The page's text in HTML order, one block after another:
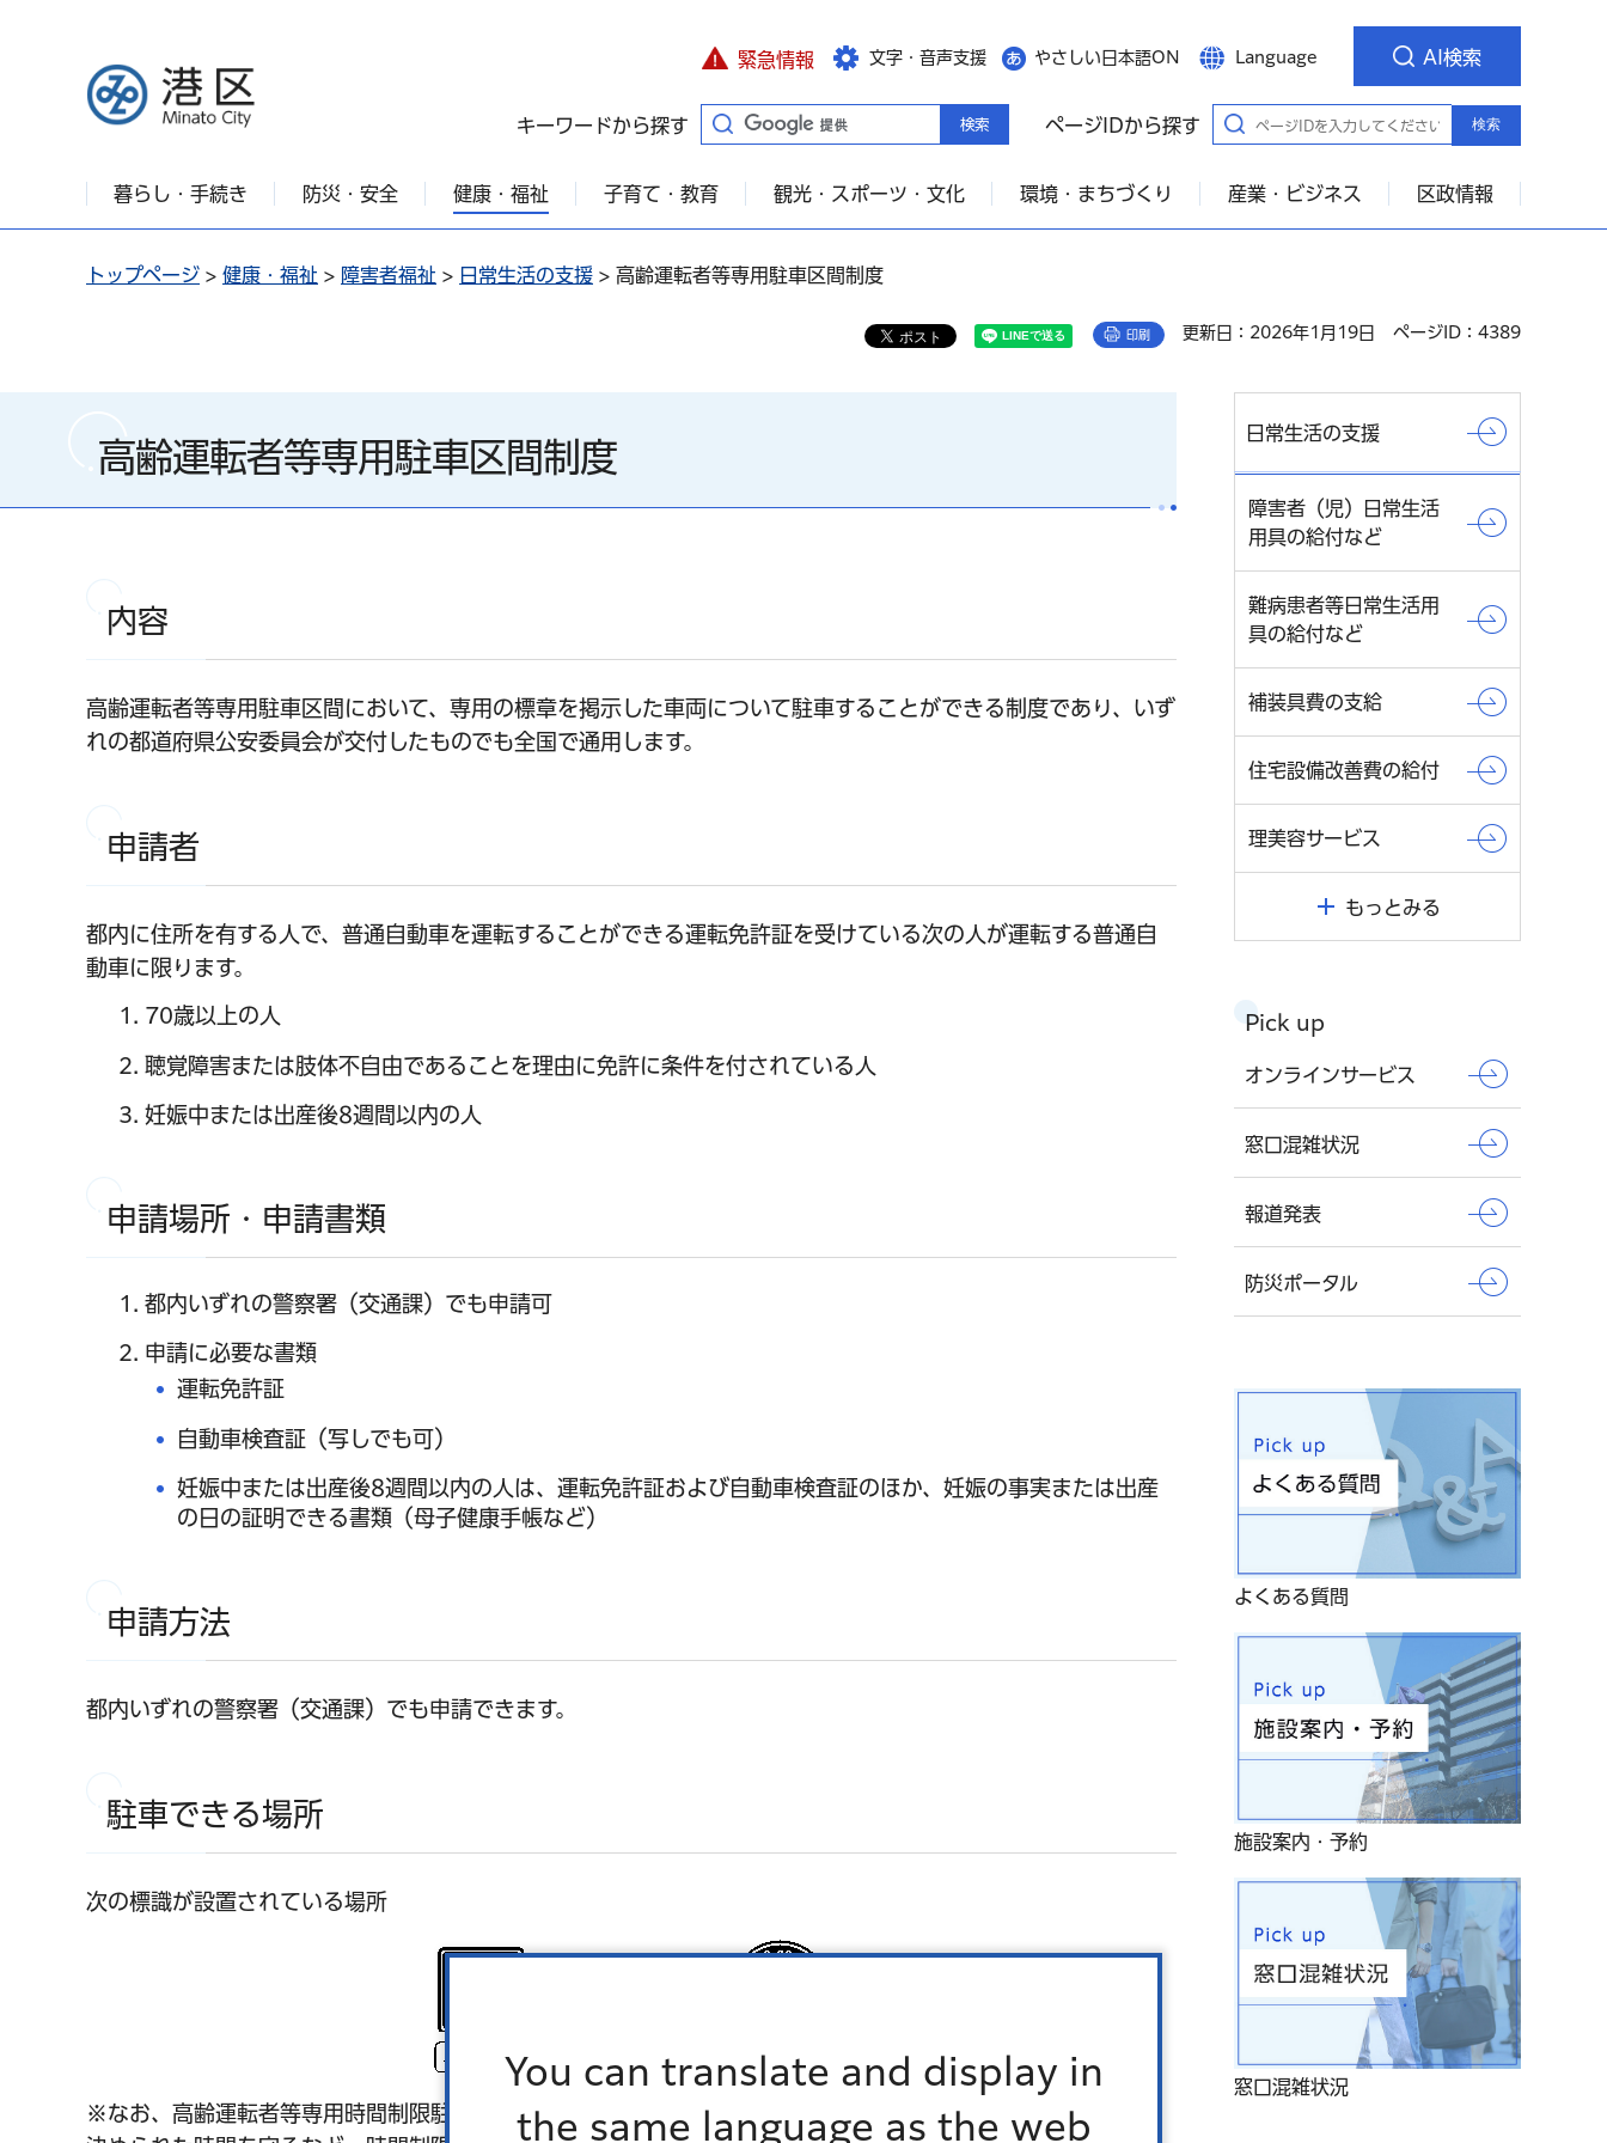
You can translate and display in
the same language as the web
港区
緊急情報 文字・音声支援 やさしい日本語ON Language AI検索
キーワードから探す ページIDから探す 検索
暮らし・手続き 防災・安全 健康・福祉 子育て・教育 観光・スポーツ・文化 環境・まちづくり 産業・ビジネス 区政情報
トップページ > 健康・福祉 > 障害者福祉 > 日常生活の支援 > 高齢運転者等専用駐車区間制度
印刷 更新日：2026年1月19日 ページID：4389
高齢運転者等専用駐車区間制度
内容
高齢運転者等専用駐車区間において、専用の標章を掲示した車両について駐車することができる制度であり、いず
れの都道府県公安委員会が交付したものでも全国で通用します。
申請者
都内に住所を有する人で、普通自動車を運転することができる運転免許証を受けている次の人が運転する普通自
動車に限ります。
70歳以上の人
聴覚障害または肢体不自由であることを理由に免許に条件を付されている人
妊娠中または出産後8週間以内の人
申請場所・申請書類
都内いずれの警察署（交通課）でも申請可
申請に必要な書類
運転免許証
自動車検査証（写しでも可）
妊娠中または出産後8週間以内の人は、運転免許証および自動車検査証のほか、妊娠の事実または出産
の日の証明できる書類（母子健康手帳など）
申請方法
都内いずれの警察署（交通課）でも申請できます。
駐車できる場所
次の標識が設置されている場所
※なお、高齢運転者等専用時間制限駐車区間に駐車するときは、パーキング・メーターを作動させ、標識により
日常生活の支援
障害者（児）日常生活
用具の給付など
難病患者等日常生活用
具の給付など
補装具費の支給
住宅設備改善費の給付
理美容サービス
もっとみる
Pick up
オンラインサービス
窓口混雑状況
報道発表
防災ポータル
よくある質問
施設案内・予約
窓口混雑状況